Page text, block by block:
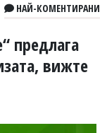
НАЙ-КОМЕНТИРАНИ
предлага
вижте